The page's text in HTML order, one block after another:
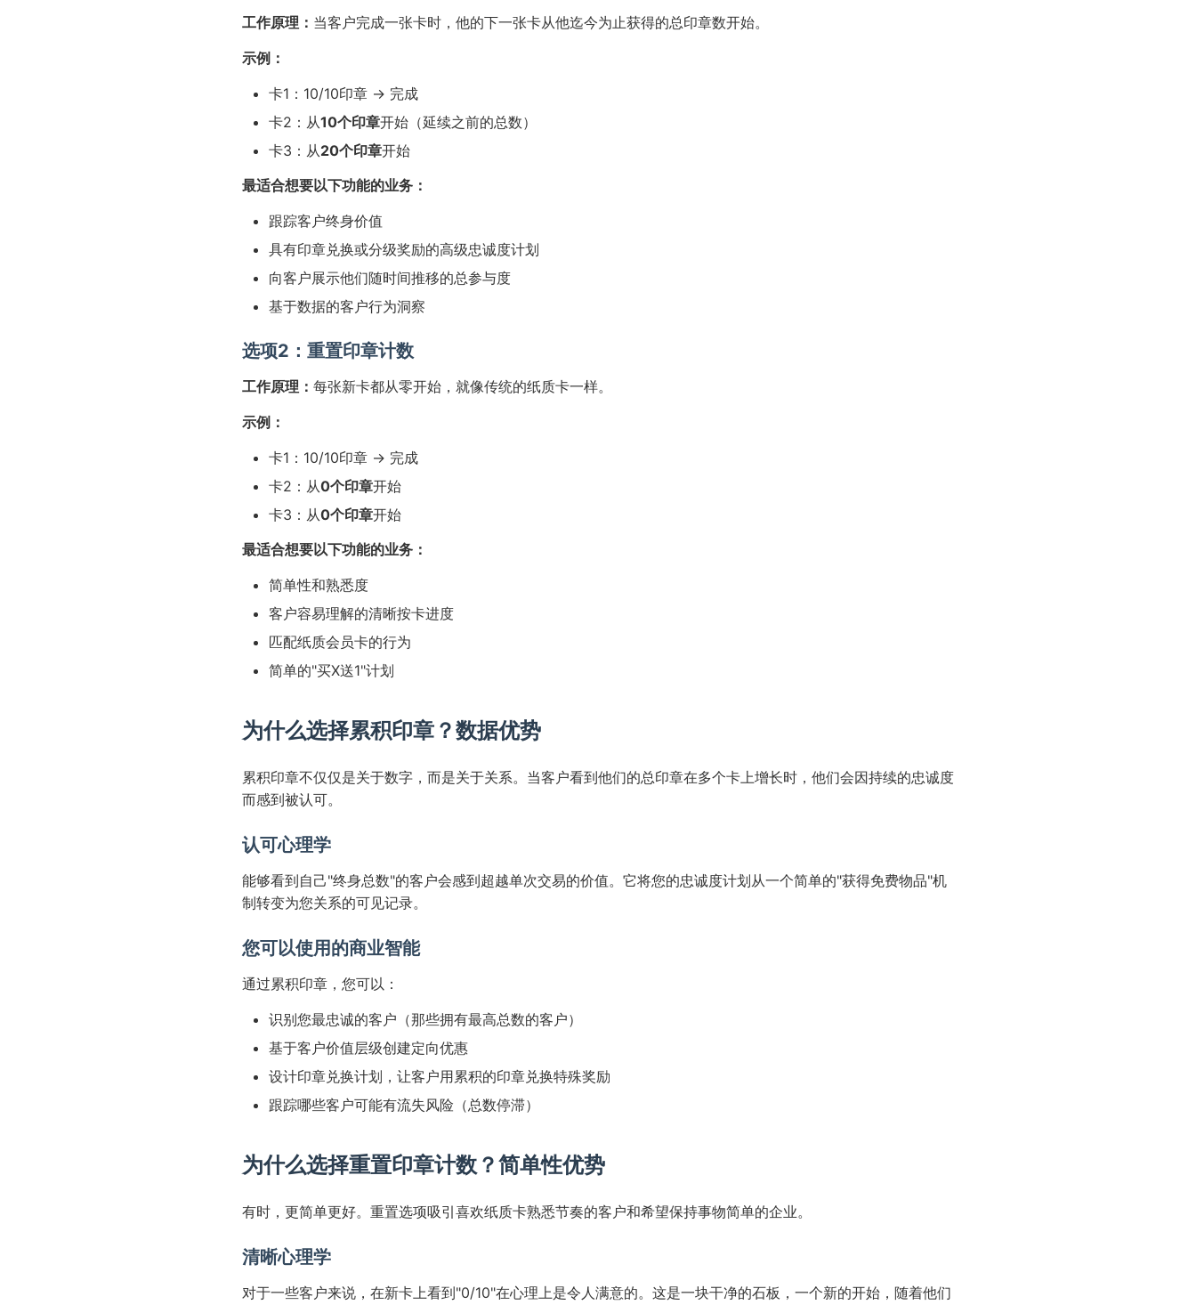
工作原理： 当客户完成一张卡时，他的下一张卡从他迄今为止获得的总印章数开始。
示例：
卡1：10/10印章 → 完成
卡2：从10个印章开始（延续之前的总数）
卡3：从20个印章开始
最适合想要以下功能的业务：
跟踪客户终身价值
具有印章兑换或分级奖励的高级忠诚度计划
向客户展示他们随时间推移的总参与度
基于数据的客户行为洞察
选项2：重置印章计数
工作原理： 每张新卡都从零开始，就像传统的纸质卡一样。
示例：
卡1：10/10印章 → 完成
卡2：从0个印章开始
卡3：从0个印章开始
最适合想要以下功能的业务：
简单性和熟悉度
客户容易理解的清晰按卡进度
匹配纸质会员卡的行为
简单的"买X送1"计划
为什么选择累积印章？数据优势
累积印章不仅仅是关于数字，而是关于关系。当客户看到他们的总印章在多个卡上增长时，他们会因持续的忠诚度
而感到被认可。
认可心理学
能够看到自己"终身总数"的客户会感到超越单次交易的价值。它将您的忠诚度计划从一个简单的"获得免费物品"机
制转变为您关系的可见记录。
您可以使用的商业智能
通过累积印章，您可以：
识别您最忠诚的客户（那些拥有最高总数的客户）
基于客户价值层级创建定向优惠
设计印章兑换计划，让客户用累积的印章兑换特殊奖励
跟踪哪些客户可能有流失风险（总数停滞）
为什么选择重置印章计数？简单性优势
有时，更简单更好。重置选项吸引喜欢纸质卡熟悉节奏的客户和希望保持事物简单的企业。
清晰心理学
对于一些客户来说，在新卡上看到"0/10"在心理上是令人满意的。这是一块干净的石板，一个新的开始，随着他们